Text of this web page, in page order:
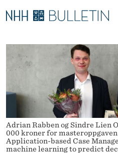
B
R
U
A
O
V
E
D
E
N
Y
Ø
E
S
E
T
Stipendiater og nye
Disputaser
Ekspertutvalg
Om Bulletin
Adrian Rabben og Sindre Lien
000 kroner for
Application-based Case
machine learning to predict